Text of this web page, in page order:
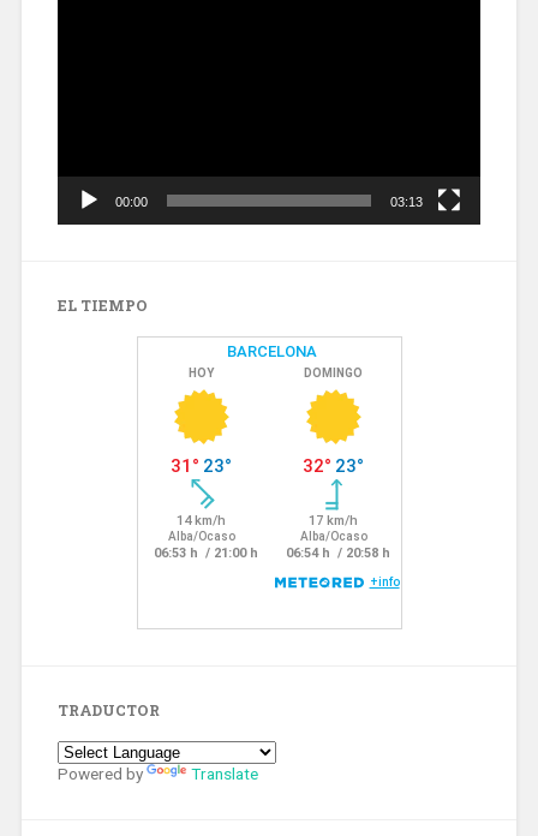
00:00 03:13
EL TIEMPO
TRADUCTOR
Powered by Translate